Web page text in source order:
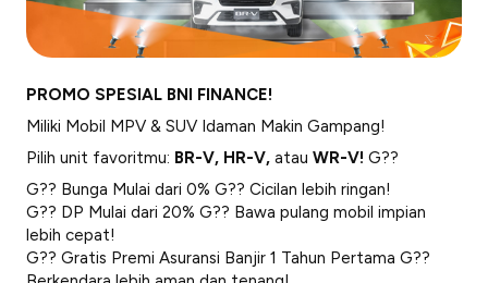
PROMO SPESIAL BNI FINANCE!
Miliki Mobil MPV & SUV Idaman Makin Gampang!
Pilih unit favoritmu: BR-V, HR-V, atau WR-V! G??
G?? Bunga Mulai dari 0% G?? Cicilan lebih ringan!
G?? DP Mulai dari 20% G?? Bawa pulang mobil impian
lebih cepat!
G?? Gratis Premi Asuransi Banjir 1 Tahun Pertama G??